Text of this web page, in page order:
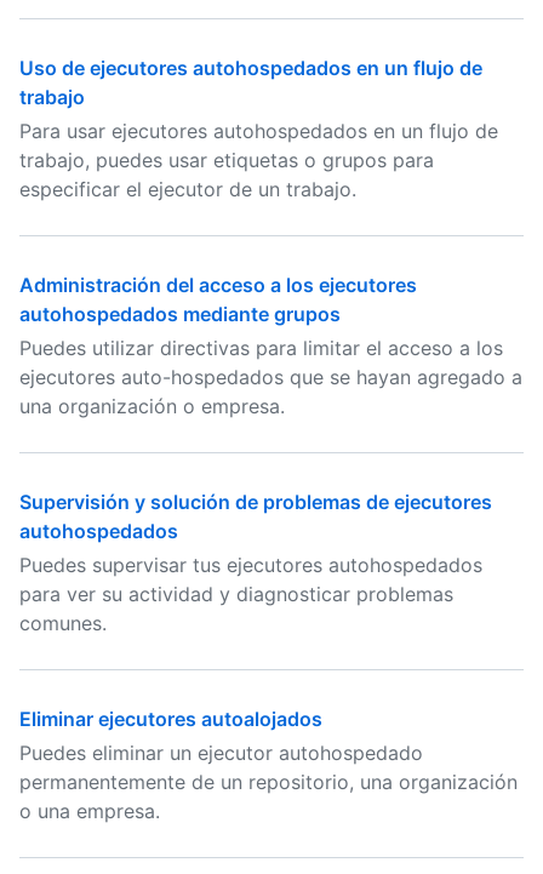
Uso de ejecutores autohospedados en un flujo de
trabajo
Para usar ejecutores autohospedados en un flujo de
trabajo, puedes usar etiquetas o grupos para
especificar el ejecutor de un trabajo.
Administración del acceso a los ejecutores
autohospedados mediante grupos
Puedes utilizar directivas para limitar el acceso a los
ejecutores auto-hospedados que se hayan agregado a
una organización o empresa.
Supervisión y solución de problemas de ejecutores
autohospedados
Puedes supervisar tus ejecutores autohospedados
para ver su actividad y diagnosticar problemas
comunes.
Eliminar ejecutores autoalojados
Puedes eliminar un ejecutor autohospedado
permanentemente de un repositorio, una organización
o una empresa.